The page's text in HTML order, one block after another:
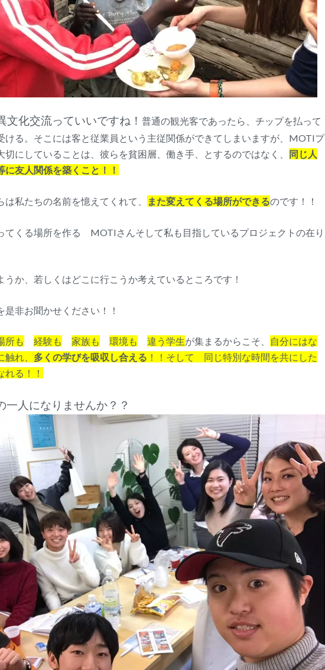
文化交流っていいですね！ 普通の観光客であったら、チップを払って
ける。そこには客と従業員という主従関係ができてしまいますが、MOTIプ
切にしていることは、彼らを貧困層、働き手、とするのではなく、
同じ人
に友人関係を築くこと！！
は私たちの名前を憶えてくれて、 また変えてくる場所ができるのです！！
てくる場所を作る MOTIさんそして私も目指しているプロジェクトの在り
うか、若しくはどこに行こうか考えているところです！
是非お聞かせください！！
所も 経験も 家族も 環境も 違う学生が集まるからこそ、
自分にはな
触れ、 多くの学びを吸収し合える ！！そして 同じ特別な時間を共にした
れる！！
一人になりませんか？？